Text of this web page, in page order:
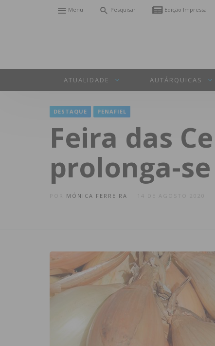
Menu Pesquisar Edição Impressa
ATUALIDADE AUTÁRQUICAS
DESTAQUE PENAFIEL
Feira das
prolonga-
MÓNICA FERREIRA 14 DE AGOSTO 2020